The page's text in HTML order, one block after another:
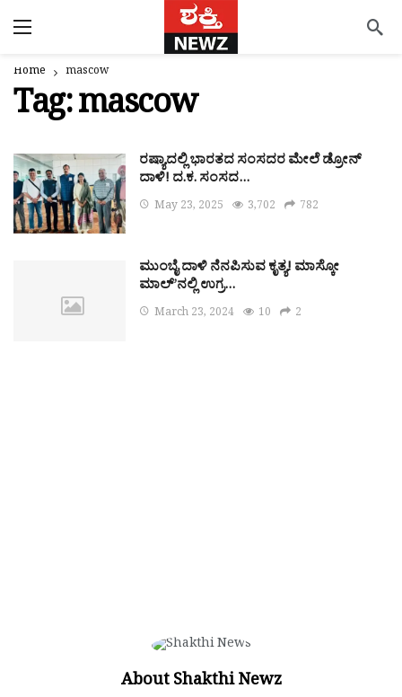
Home mascow
Tag:mascow
ರಷ್ಯಾದಲ್ಲಿ ಭಾರತದ ಸಂಸದರ ಮೇಲೆ ಡ್ರೋನ್
ದಾಳಿ! ದ.ಕ. ಸಂಸದ…
May 23, 2025 3,702 782
ಮುಂಬೈ ದಾಳಿ ನೆನಪಿಸುವ ಕೃತ್ಯ! ಮಾಸ್ಕೋ
ಮಾಲ್’ನಲ್ಲಿ ಉಗ್ರ…
March 23, 2024 10 2
About Shakthi Newz